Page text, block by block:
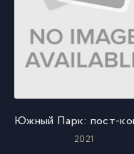
2021